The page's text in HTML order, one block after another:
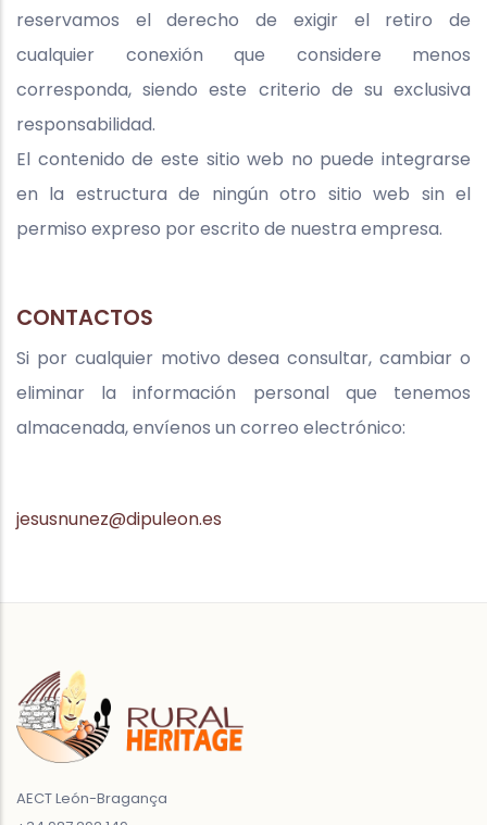
reservamos el derecho de exigir el retiro de
cualquier conexión que considere menos
corresponda, siendo este criterio de su exclusiva
responsabilidad.
El contenido de este sitio web no puede integrarse
en la estructura de ningún otro sitio web sin el
permiso expreso por escrito de nuestra empresa.
CONTACTOS
Si por cualquier motivo desea consultar, cambiar o
eliminar la información personal que tenemos
almacenada, envíenos un correo electrónico:
jesusnunez@dipuleon.es
AECT León-Bragança